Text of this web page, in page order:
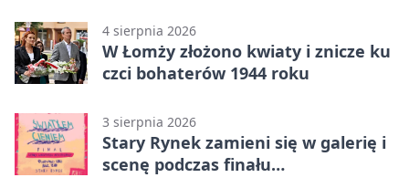
4 sierpnia 2026
W Łomży złożono kwiaty i znicze ku
czci bohaterów 1944 roku
3 sierpnia 2026
Stary Rynek zamieni się w galerię i
scenę podczas finału